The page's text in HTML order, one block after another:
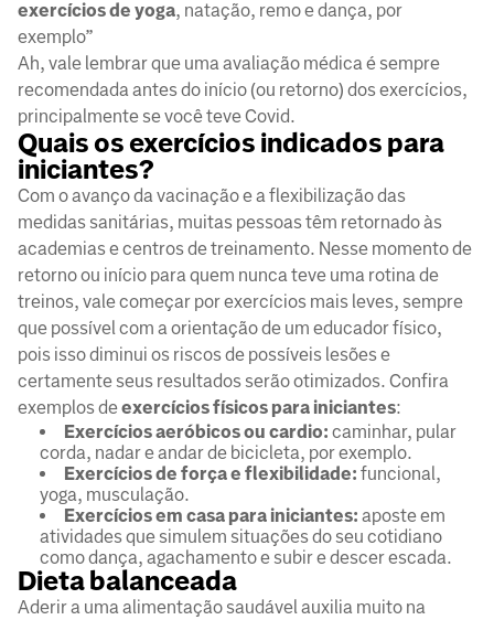
exercícios de yoga, natação, remo e dança, por
exemplo”
Ah, vale lembrar que uma avaliação médica é sempre
recomendada antes do início (ou retorno) dos exercícios,
principalmente se você teve Covid.
Quais os exercícios indicados para
iniciantes?
Com o avanço da vacinação e a flexibilização das
medidas sanitárias, muitas pessoas têm retornado às
academias e centros de treinamento. Nesse momento de
retorno ou início para quem nunca teve uma rotina de
treinos, vale começar por exercícios mais leves, sempre
que possível com a orientação de um educador físico,
pois isso diminui os riscos de possíveis lesões e
certamente seus resultados serão otimizados. Confira
exemplos deexercícios físicos para iniciantes:
Exercícios aeróbicos ou cardio: caminhar, pular
corda, nadar e andar de bicicleta, por exemplo.
Exercícios de força e flexibilidade: funcional,
yoga, musculação.
Exercícios em casa para iniciantes: aposte em
atividades que simulem situações do seu cotidiano
como dança, agachamento e subir e descer escada.
Dieta balanceada
Aderir a uma alimentação saudável auxilia muito na